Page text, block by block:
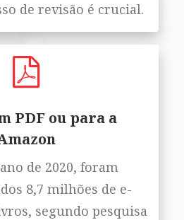
de revisão é crucial.
PDF ou para a
de 2020, foram
8,7 milhões de e-
segundo pesquisa